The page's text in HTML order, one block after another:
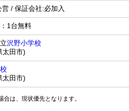
/ 保証会社:必加入
1台無料
沢野小学校
太田市)
太田市)
は、現状優先となります。